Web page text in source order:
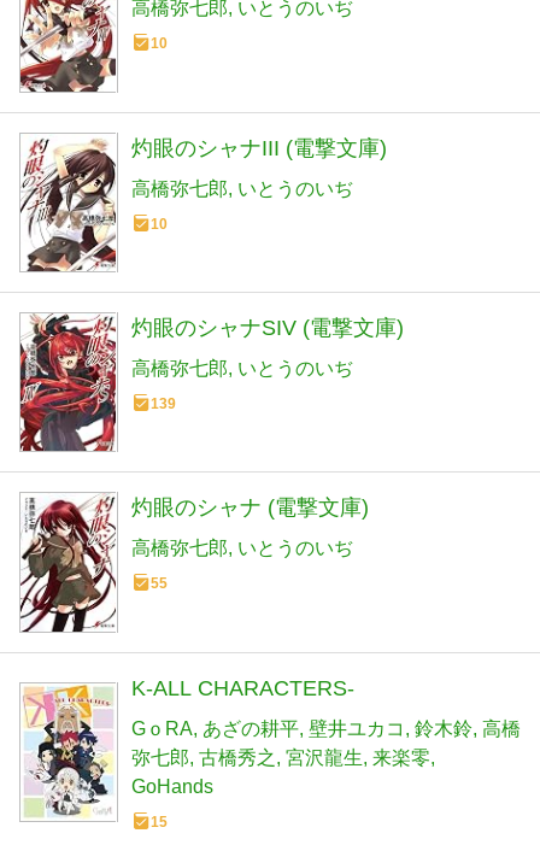
高橋弥七郎 いとうのいぢ
10
灼眼のシャナIII (電撃文庫)
高橋弥七郎 いとうのいぢ
10
灼眼のシャナSIV (電撃文庫)
高橋弥七郎 いとうのいぢ
139
灼眼のシャナ (電撃文庫)
高橋弥七郎 いとうのいぢ
55
K-ALL CHARACTERS-
GｏRA あざの耕平 壁井ユカコ 鈴木鈴 高橋
弥七郎 古橋秀之 宮沢龍生 来楽零
GoHands
15